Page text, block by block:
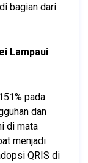
bagian dari
Lampaui
pada
dan
di mata
menjadi
QRIS di